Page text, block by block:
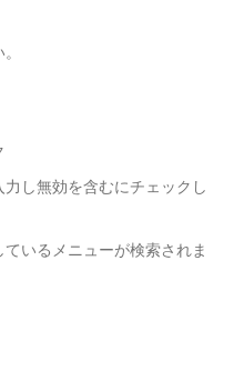
し無効を含むにチェックし
いるメニューが検索されま